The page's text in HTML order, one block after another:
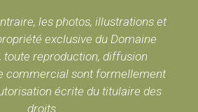
les photos, illustrations et
exclusive du Domaine
toute reproduction, diffusion
commercial sont formellement
écrite du titulaire des
droits